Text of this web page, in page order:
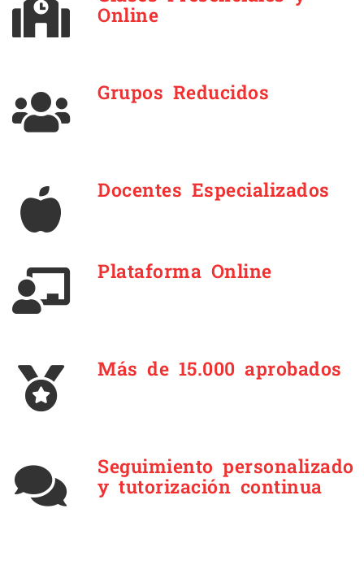
Online
Grupos Reducidos
Docentes Especializados
Plataforma Online
Más de 15.000 aprobados
Seguimiento personalizado
y tutorización continua